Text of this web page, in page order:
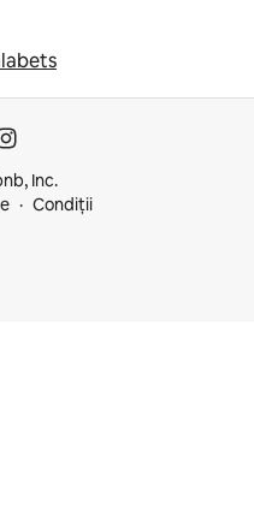
Inc.
Condiții